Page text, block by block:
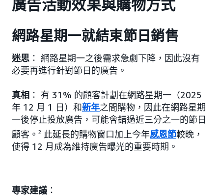
廣告活動效果與購物方式
網路星期一就結束節日銷售
迷思 ： 網路星期一之後需求急劇下降，因此沒有
必要再進行針對節日的廣告。
真相 ： 有 31% 的顧客計劃在網路星期一（2025
年 12 月 1 日）和新年之間購物，因此在網路星期
一後停止投放廣告，可能會錯過近三分之一的節日
顧客。 2 此延長的購物窗口加上今年感恩節較晚，
使得 12 月成為維持廣告曝光的重要時期。
專家建議 ：